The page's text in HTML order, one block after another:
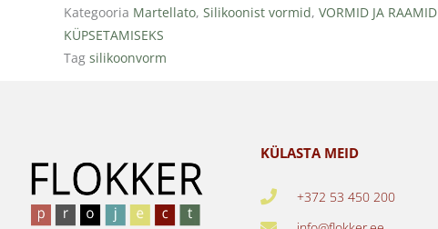
Kategooria Martellato, Silikoonist vormid, VORMID JA RAAMID
KÜPSETAMISEKS
Tag silikoonvorm
KÜLASTA MEID
+372 53 450 200